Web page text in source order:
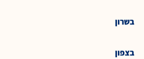
בשרון
בצפון